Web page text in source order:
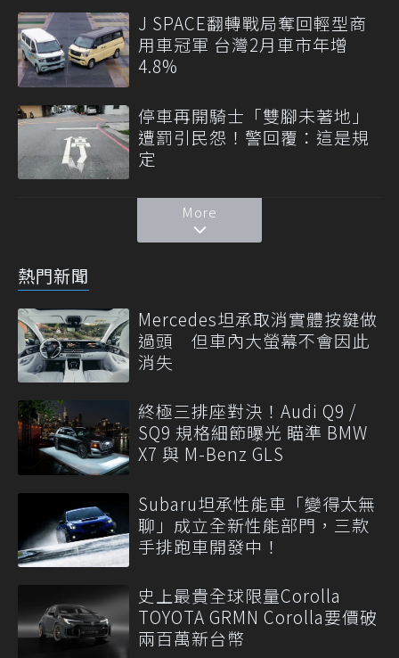
J SPACE翻轉戰局奪回輕型商
用車冠軍 台灣2月車市年增
4.8%
停車再開騎士「雙腳未著地」
遭罰引民怨！警回覆：這是規
定
More
熱門新聞
Mercedes坦承取消實體按鍵做
過頭 但車內大螢幕不會因此
消失
終極三排座對決！Audi Q9 /
SQ9 規格細節曝光 瞄準 BMW
X7 與 M-Benz GLS
Subaru坦承性能車「變得太無
聊」成立全新性能部門，三款
手排跑車開發中！
史上最貴全球限量Corolla
TOYOTA GRMN Corolla要價破
兩百萬新台幣